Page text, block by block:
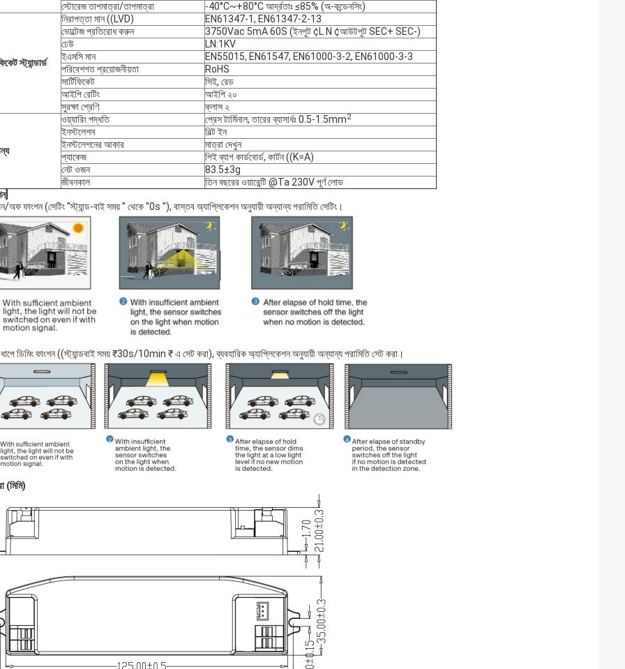
স্টোরেজ তাপমাত্রা/তাপমাত্রা
-40°C~+80°C আর্দ্রতাঃ ≤85% (অ-কন্ডেনসিং)
স্ট্যান্ডার্ড
নিরাপত্তা মান ((LVD)
EN61347-1, EN61347-2-13
ভোল্টেজ প্রতিরোধ করুন
3750Vac 5mA 60S (ইনপুট ¢L N ¢আউটপুট SEC+ SEC-)
ঢেউ
LN:1KV
ইএমসি মান
EN55015, EN61547, EN61000-3-2, EN61000-3-3
পরিবেশগত প্রয়োজনীয়তা
RoHS
সার্টিফিকেট
সিই, রেড
আইপি রেটিং
আইপি ২০
সুরক্ষা শ্রেণি
ক্লাস ২
ওয়্যারিং পদ্ধতি প্রেস টার্মিনাল, তারের ব্যাসার্ধঃ 0.5-1.5mm2
ইনস্টলেশন
বিল্ট ইন
ইনস্টলেশনের আকার
মাত্রা দেখুন
প্যাকেজ
পিই ব্যাগ কার্ডবোর্ড, কার্টন ((K=A)
নেট ওজন
83.5±3g
জীবনকাল
তিন বছরের ওয়ারেন্টি @Ta 230V পূর্ণ লোড
ফাংশন (সেটিং ′′স্ট্যান্ড-বাই সময় ′′ থেকে ′′0s ′′), বাস্তব অ্যাপ্লিকেশন অনুযায়ী অন্যান্য পরামিতি সেটিং।
ডিমিং ফাংশন ((স্ট্যান্ডবাই সময় ₹30s/10min ₹ এ সেট করা), ব্যবহারিক অ্যাপ্লিকেশন অনুযায়ী অন্যান্য পরামিতি সেট করা।
(মিমি)